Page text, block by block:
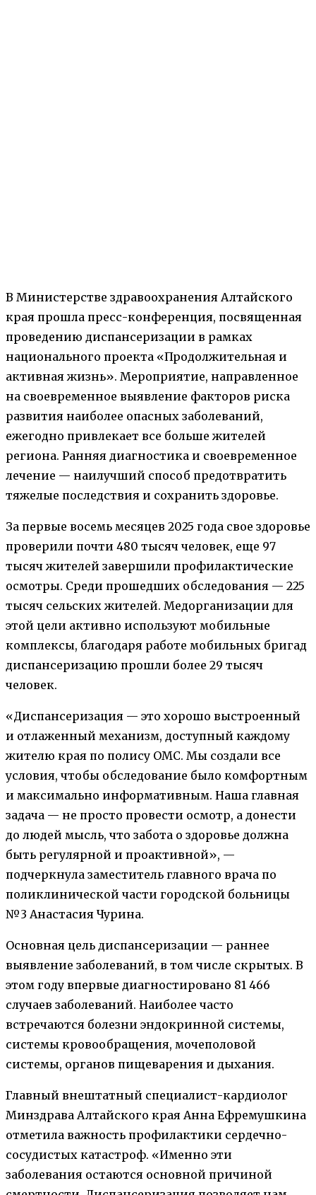
В Министерстве здравоохранения Алтайского
края прошла пресс-конференция, посвященная
проведению диспансеризации в рамках
национального проекта «Продолжительная и
активная жизнь». Мероприятие, направленное
на своевременное выявление факторов риска
развития наиболее опасных заболеваний,
ежегодно привлекает все больше жителей
региона. Ранняя диагностика и своевременное
лечение — наилучший способ предотвратить
тяжелые последствия и сохранить здоровье.
За первые восемь месяцев 2025 года свое здоровье
проверили почти 480 тысяч человек, еще 97
тысяч жителей завершили профилактические
осмотры. Среди прошедших обследования — 225
тысяч сельских жителей. Медорганизации для
этой цели активно используют мобильные
комплексы, благодаря работе мобильных бригад
диспансеризацию прошли более 29 тысяч
человек.
«Диспансеризация — это хорошо выстроенный
и отлаженный механизм, доступный каждому
жителю края по полису ОМС. Мы создали все
условия, чтобы обследование было комфортным
и максимально информативным. Наша главная
задача — не просто провести осмотр, а донести
до людей мысль, что забота о здоровье должна
быть регулярной и проактивной», —
подчеркнула заместитель главного врача по
поликлинической части городской больницы
№3 Анастасия Чурина.
Основная цель диспансеризации — раннее
выявление заболеваний, в том числе скрытых. В
этом году впервые диагностировано 81 466
случаев заболеваний. Наиболее часто
встречаются болезни эндокринной системы,
системы кровообращения, мочеполовой
системы, органов пищеварения и дыхания.
Главный внештатный специалист-кардиолог
Минздрава Алтайского края Анна Ефремушкина
отметила важность профилактики сердечно-
сосудистых катастроф. «Именно эти
заболевания остаются основной причиной